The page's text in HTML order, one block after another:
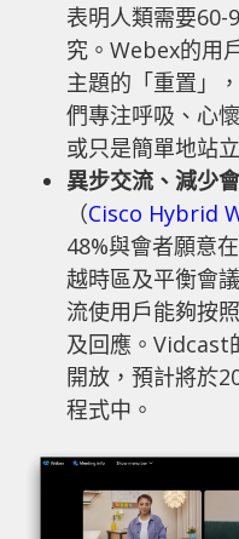
表明人類需要60-
究。Webex的用
主題的「重置」
們專注呼吸、心
或只是簡單地站
異步交流、減少
（Cisco Hybrid
48%與會者願意
越時區及平衡會
流使用戶能夠按
及回應。Vidcast
開放，預計將於
程式中。